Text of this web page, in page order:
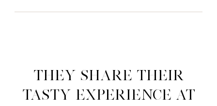
They share their
tasty experience at